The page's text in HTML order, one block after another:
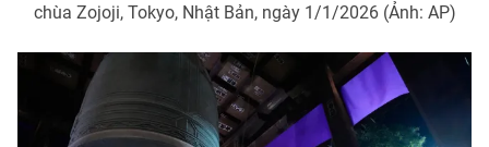
chùa Zojoji, Tokyo, Nhật Bản, ngày 1/1/2026 (Ảnh: AP)